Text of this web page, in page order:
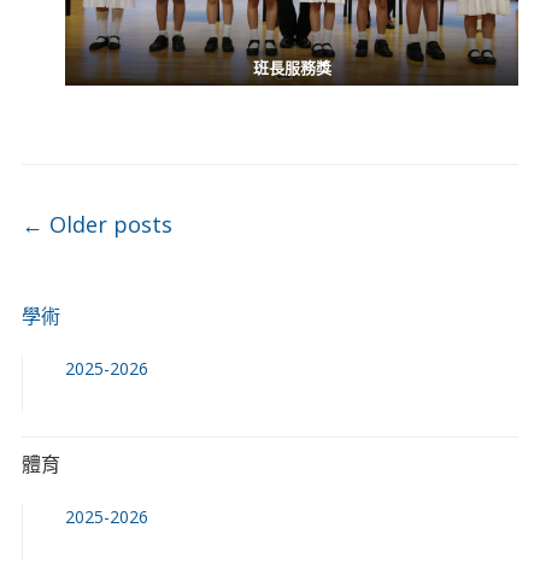
學術
2025-2026
體育
2025-2026
班長服務獎
Post navigation
← Older posts